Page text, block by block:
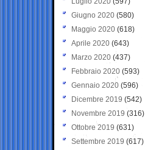
Giugno 2020 (580)
Maggio 2020 (618)
Aprile 2020 (643)
Marzo 2020 (437)
Febbraio 2020 (593)
Gennaio 2020 (596)
Dicembre 2019 (542)
Novembre 2019 (316)
Ottobre 2019 (631)
Settembre 2019 (617)